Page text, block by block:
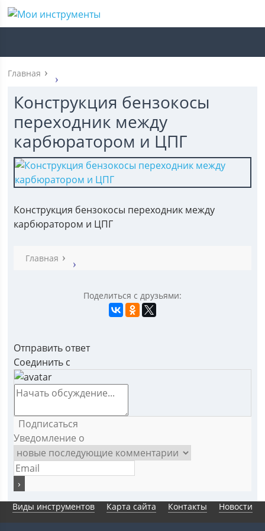
Главная
Конструкция бензокосы
переходник между
карбюратором и ЦПГ
Конструкция бензокосы переходник между
карбюратором и ЦПГ
Главная
Поделиться с друзьями:
Отправить ответ
Соединить с
Подписаться
Уведомление о
Виды инструментов Карта сайта Контакты Новости